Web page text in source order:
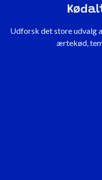
Udforsk det store udvalg
ærtekød,